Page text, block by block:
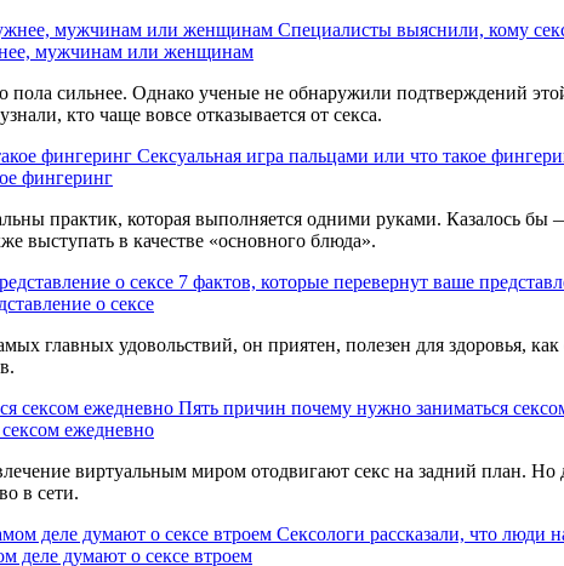
Специалисты выяснили, кому
мужчинам или женщинам
пола сильнее. Однако ученые не обнаружили подтверждений
кто чаще вовсе отказывается от секса.
Сексуальная игра пальцами или что такое
фингеринг
практик, которая выполняется одними руками. Казалось
выступать в качестве «основного блюда».
7 фактов, которые перевернут ваше
о сексе
главных удовольствий, он приятен, полезен для здоровья,
Пять причин почему нужно заниматься
ежедневно
виртуальным миром отодвигают секс на задний план. Но
в сети.
Сексологи рассказали, что люди
деле думают о сексе втроем